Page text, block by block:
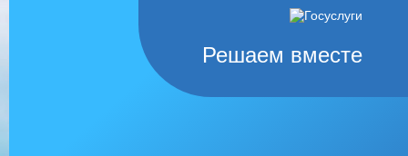
Решаем вместе